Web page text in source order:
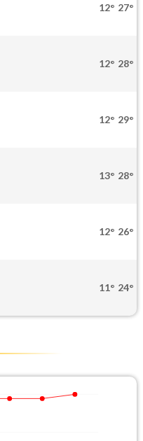
12° 27°
12° 28°
12° 29°
13° 28°
12° 26°
11° 24°